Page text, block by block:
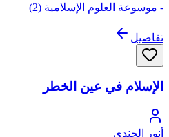
- موسوعة العلوم الإسلامية (2)
تفاصيل
الإسلام في عين الخطر
أنور الجندي